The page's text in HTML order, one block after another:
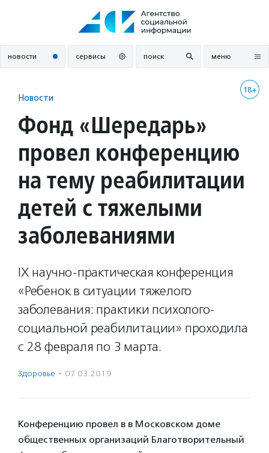
новости сервисы поиск меню
18+
Новости
Фонд «Шередарь»
провел конференцию
на тему реабилитации
детей с тяжелыми
заболеваниями
IX научно-практическая конференция
«Ребенок в ситуации тяжелого
заболевания: практики психолого-
социальной реабилитации» проходила
с 28 февраля по 3 марта.
Здоровье · 07.03.2019
Конференцию провел в в Московском доме
общественных организаций Благотворительный